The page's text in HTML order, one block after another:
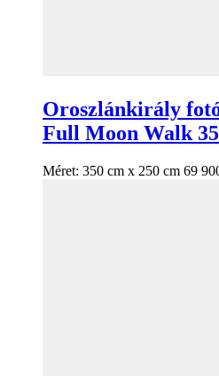
Oroszlánkirály
Full Moon Walk
Méret: 350 cm x 250 cm 69